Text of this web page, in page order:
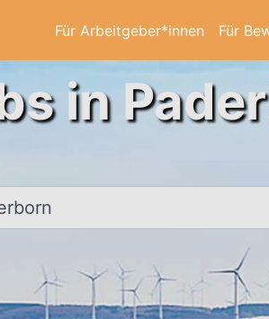
Für Arbeitgeber*innen Für
in